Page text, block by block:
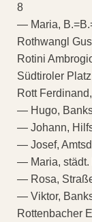
8
— Maria,
Rothwangl
Rotini
Südtiroler
Rott
— Hugo,
— Johann,
— Josef,
— Maria, städt.
— Rosa,
— Viktor,
Rottenbacher